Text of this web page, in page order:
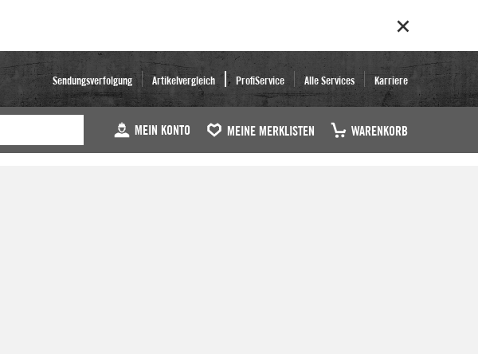
Sendungsverfolgung Artikelvergleich ProfiService Alle Services Karriere
MEIN KONTO MEINE MERKLISTEN WARENKORB